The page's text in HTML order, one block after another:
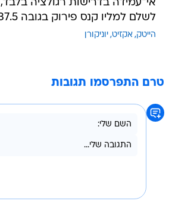
לשלם למליו קנס פירוק בגובה 37.5 מיליון דולר.
הייטק אקזיט יוניקורן
טרם התפרסמו תגובות